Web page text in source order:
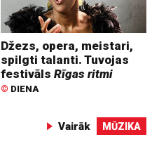
Džezs, opera, meistari,
spilgti talanti. Tuvojas
festivālsRīgas ritmi
© DIENA
Vairāk MŪZIKA